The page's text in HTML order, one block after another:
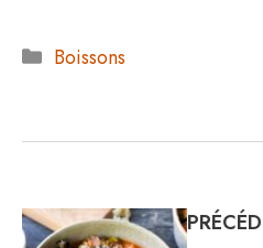
Catégories
Boissons